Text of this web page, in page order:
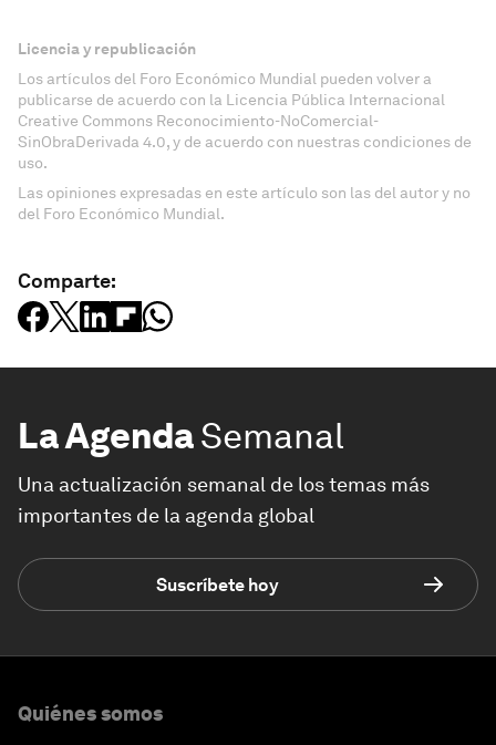
Licencia y republicación
Los artículos del Foro Económico Mundial pueden volver a
publicarse de acuerdo con la Licencia Pública Internacional
Creative Commons Reconocimiento-NoComercial-
SinObraDerivada 4.0, y de acuerdo con nuestras condiciones de
uso.
Las opiniones expresadas en este artículo son las del autor y no
del Foro Económico Mundial.
Comparte:
La AgendaSemanal
Una actualización semanal de los temas más
importantes de la agenda global
Suscríbete hoy
Quiénes somos